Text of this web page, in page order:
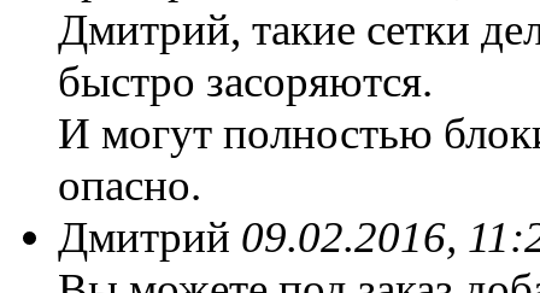
Дмитрий, такие сетки
быстро засоряются.
И могут полностью
опасно.
Дмитрий 09.02.2016,